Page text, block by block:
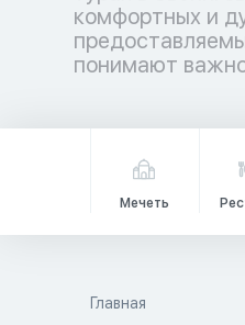
комфортных и
понимают
гармонией. Аллах
земле не
Мечеть
Главная